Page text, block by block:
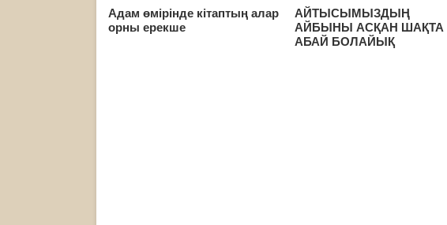
Адам өмірінде кітаптың алар
орны ерекше
АЙТЫСЫМЫЗДЫҢ
АЙБЫНЫ АСҚАН ШАҚТА
АБАЙ БОЛАЙЫҚ